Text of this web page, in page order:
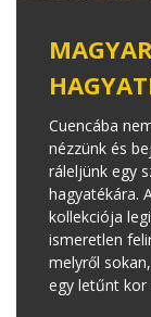
Cuencába
nézzünk és
ráleljünk egy
hagyatékára.
kollekciója
ismeretlen
melyről
egy letűnt kor